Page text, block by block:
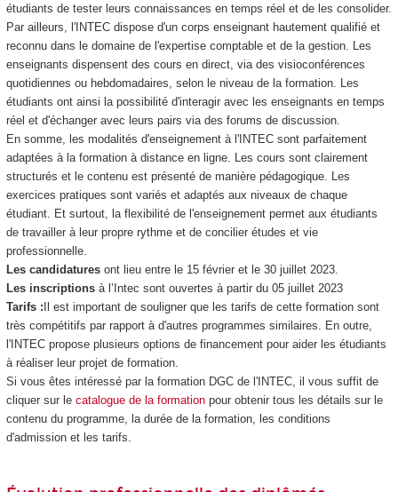
étudiants de tester leurs connaissances en temps réel et de les consolider.
Par ailleurs, l'INTEC dispose d'un corps enseignant hautement qualifié et
reconnu dans le domaine de l'expertise comptable et de la gestion. Les
enseignants dispensent des cours en direct, via des visioconférences
quotidiennes ou hebdomadaires, selon le niveau de la formation. Les
étudiants ont ainsi la possibilité d'interagir avec les enseignants en temps
réel et d'échanger avec leurs pairs via des forums de discussion.
En somme, les modalités d'enseignement à l'INTEC sont parfaitement
adaptées à la formation à distance en ligne. Les cours sont clairement
structurés et le contenu est présenté de manière pédagogique. Les
exercices pratiques sont variés et adaptés aux niveaux de chaque
étudiant. Et surtout, la flexibilité de l'enseignement permet aux étudiants
de travailler à leur propre rythme et de concilier études et vie
professionnelle.
Les candidaturesont lieu entre le 15 février et le 30 juillet 2023.
Les inscriptions à l’Intec sont ouvertes à partir du 05 juillet 2023
Tarifs :Il est important de souligner que les tarifs de cette formation sont
très compétitifs par rapport à d'autres programmes similaires. En outre,
l'INTEC propose plusieurs options de financement pour aider les étudiants
à réaliser leur projet de formation.
Si vous êtes intéressé par la formation DGC de l'INTEC, il vous suffit de
cliquer sur le catalogue de la formationpour obtenir tous les détails sur le
contenu du programme, la durée de la formation, les conditions
d'admission et les tarifs.